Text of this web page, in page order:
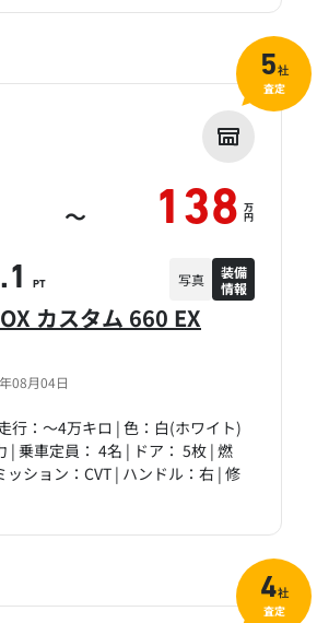
08月04日
カスタム 660 EX
行：～4万キロ | 色：白(ホワイト)
| 乗車定員： 4名 | ドア： 5枚 | 燃
ッション：CVT | ハンドル：右 | 修
～ 138 万
円
PT 写真
装備
情報
5社
査定
4社
査定